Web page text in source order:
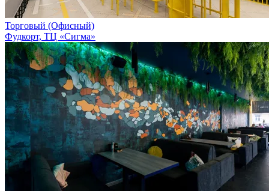
Торговый (Офисный)
Фудкорт, ТЦ «Сигма»